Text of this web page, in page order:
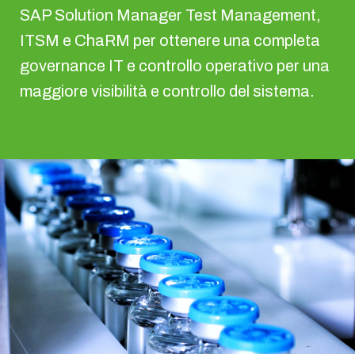
SAP Solution Manager Test Management,
ITSM e ChaRM per ottenere una completa
governance IT e controllo operativo per una
maggiore visibilità e controllo del sistema.